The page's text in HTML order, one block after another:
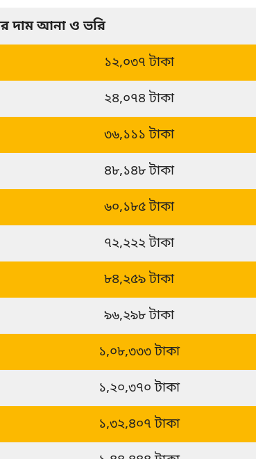
দাম আনা ও ভরি
১২,০৩৭ টাকা
২৪,০৭৪ টাকা
৩৬,১১১ টাকা
৪৮,১৪৮ টাকা
৬০,১৮৫ টাকা
৭২,২২২ টাকা
৮৪,২৫৯ টাকা
৯৬,২৯৮ টাকা
১,০৮,৩৩৩ টাকা
১,২০,৩৭০ টাকা
১,৩২,৪০৭ টাকা